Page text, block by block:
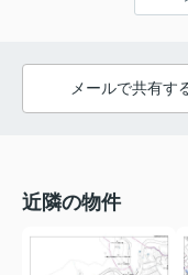
メールで共有す
近隣の物件